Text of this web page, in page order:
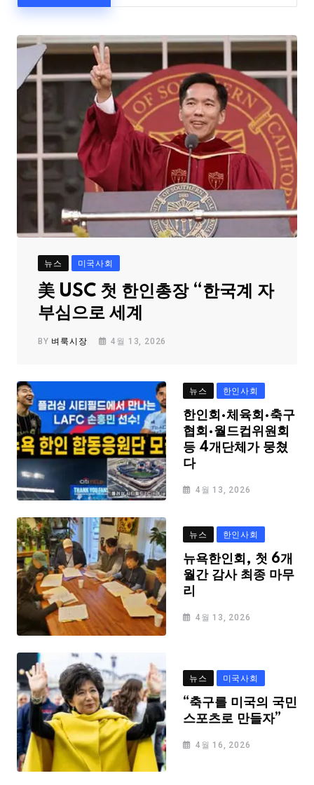
뉴스 미국사회
美 USC 첫 한인총장 “한국계 자
부심으로 세계
BY 벼룩시장 4월 13, 2026
뉴스 한인사회
한인회·체육회·축구
협회·월드컵위원회
등 4개단체가 뭉쳤
다
4월 13, 2026
뉴스 한인사회
뉴욕한인회, 첫 6개
월간 감사 최종 마무
리
4월 13, 2026
뉴스 미국사회
“축구를 미국의 국민
스포츠로 만들자”
4월 16, 2026